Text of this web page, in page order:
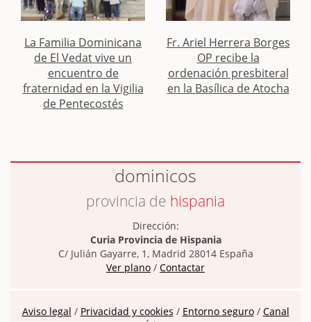
La Familia Dominicana
de El Vedat vive un
encuentro de
fraternidad en la Vigilia
de Pentecostés
Fr. Ariel Herrera Borges
OP recibe la
ordenación presbiteral
en la Basílica de Atocha
dominicos
provincia de hispania
Dirección:
Curia Provincia de Hispania
C/ Julián Gayarre, 1, Madrid 28014 España
Ver plano / Contactar
Aviso legal / Privacidad y cookies / Entorno seguro / Canal